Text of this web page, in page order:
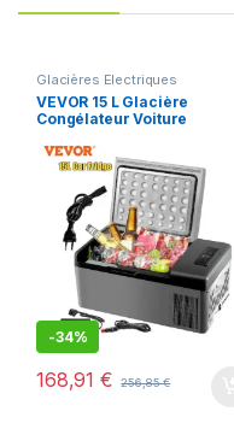
Glacières Electriques
VEVOR 15 L Glacière
Congélateur Voiture
Électrique 12/24V CC Mini
Frigo -20 à 10℃ Coque ABS
Camping
-34%
168,91€ 256,85€